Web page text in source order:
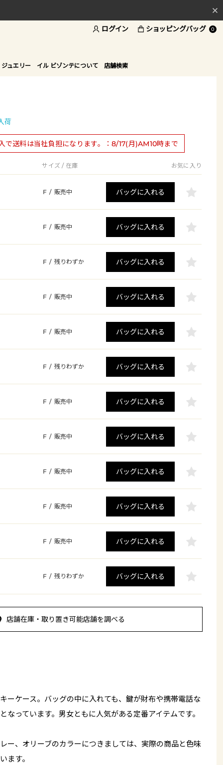
ログイン ショッピングバッグ 0
ュエリー イル ビゾンテについて 店舗検索
荷
で送料は当社負担になります。：8/17(月)AM10時まで
サイズ / 在庫 お気に入り
F / 販売中 バッグに入れる
F / 販売中 バッグに入れる
F / 残りわずか バッグに入れる
F / 販売中 バッグに入れる
F / 販売中 バッグに入れる
F / 残りわずか バッグに入れる
F / 販売中 バッグに入れる
F / 販売中 バッグに入れる
F / 販売中 バッグに入れる
F / 販売中 バッグに入れる
F / 販売中 バッグに入れる
F / 残りわずか バッグに入れる
店舗在庫・取り置き可能店舗を調べる
ーケース。バッグの中に入れても、鍵が財布や携帯電話な
なっています。男女ともに人気がある定番アイテムです。
ー、オリーブのカラーにつきましては、実際の商品と色味
ます。